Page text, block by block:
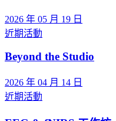
2026 年 05 月 19 日
近期活動
Beyond the Studio
2026 年 04 月 14 日
近期活動